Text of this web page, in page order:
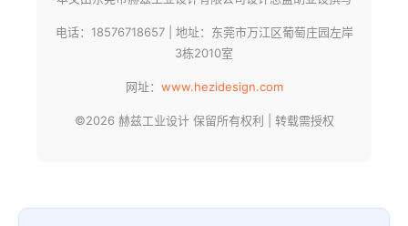
电话：18576718657 | 地址：东莞市万江区葡萄庄园左岸
3栋2010室
网址： www.hezidesign.com
©2026 赫兹工业设计 保留所有权利 | 转载需授权